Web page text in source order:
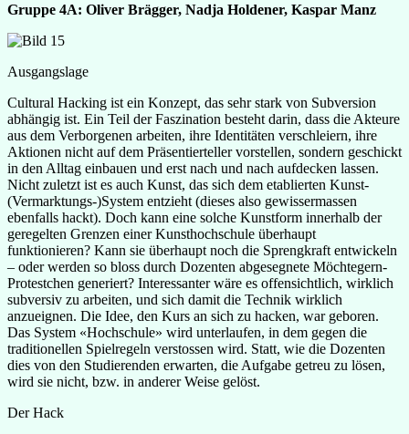
Gruppe 4A: Oliver Brägger, Nadja Holdener, Kaspar Manz
Ausgangslage
Cultural Hacking ist ein Konzept, das sehr stark von Subversion
abhängig ist. Ein Teil der Faszination besteht darin, dass die Akteure
aus dem Verborgenen arbeiten, ihre Identitäten verschleiern, ihre
Aktionen nicht auf dem Präsentierteller vorstellen, sondern geschickt
in den Alltag einbauen und erst nach und nach aufdecken lassen.
Nicht zuletzt ist es auch Kunst, das sich dem etablierten Kunst-
(Vermarktungs-)System entzieht (dieses also gewissermassen
ebenfalls hackt). Doch kann eine solche Kunstform innerhalb der
geregelten Grenzen einer Kunsthochschule überhaupt
funktionieren? Kann sie überhaupt noch die Sprengkraft entwickeln
– oder werden so bloss durch Dozenten abgesegnete Möchtegern-
Protestchen generiert? Interessanter wäre es offensichtlich, wirklich
subversiv zu arbeiten, und sich damit die Technik wirklich
anzueignen. Die Idee, den Kurs an sich zu hacken, war geboren.
Das System «Hochschule» wird unterlaufen, in dem gegen die
traditionellen Spielregeln verstossen wird. Statt, wie die Dozenten
dies von den Studierenden erwarten, die Aufgabe getreu zu lösen,
wird sie nicht, bzw. in anderer Weise gelöst.
Der Hack